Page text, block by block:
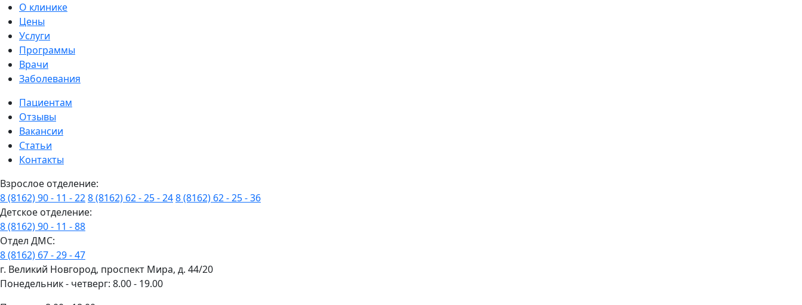
О клинике
Цены
Услуги
Программы
Врачи
Заболевания
Пациентам
Отзывы
Вакансии
Статьи
Контакты
Взрослое отделение:
8 (8162) 90 - 11 - 228 (8162) 62 - 25 - 248 (8162) 62 - 25 - 36
Детское отделение:
8 (8162) 90 - 11 - 88
Отдел ДМС:
8 (8162) 67 - 29 - 47
г. Великий Новгород, проспект Мира, д. 44/20
Понедельник - четверг: 8.00 - 19.00